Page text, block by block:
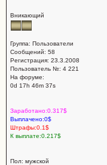
Вникающий
Группа: Пользователи
Сообщений: 58
Регистрация: 23.3.2008
Пользователь №: 4 221
На форуме:
0d 17h 46m 37s
Заработано:0.317$
Выплачено:0$
Штрафы:0.1$
К выплате:0.217$
Пол: мужской